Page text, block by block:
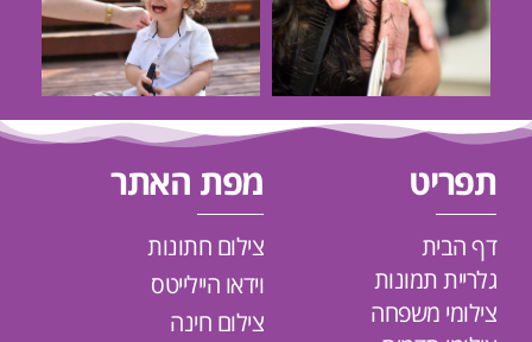
תפריט
דף הבית
גלריית תמונות
צילומי משפחה
מפת האתר
צילום חתונות
וידאו היילייטס
צילום חינה